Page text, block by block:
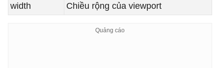
width
Chiều rộng của viewport